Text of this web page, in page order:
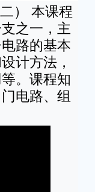
） 本课程
之一，主
路的基本
计方法，
。课程知
电路、组